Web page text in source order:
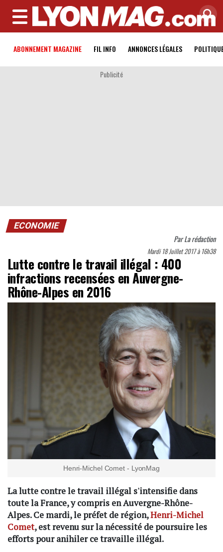
MENU
ABONNEMENT MAGAZINE FIL INFO ANNONCES LÉGALES
Publicité
ECONOMIE
ParLa rédaction
Mardi 18 Juillet 2017 à 16h38
Lutte contre le travail illégal : 400
infractions recensées en Auvergne-
Rhône-Alpes en 2016
Henri-Michel Comet - LyonMag
La lutte contre le travail illégal s'intensifie dans
toute la France, y compris en Auvergne-Rhône-
Alpes. Ce mardi, le préfet de région,Henri-Michel
Comet, est revenu sur la nécessité de poursuire les
efforts pour anihiler ce travaille illégal.